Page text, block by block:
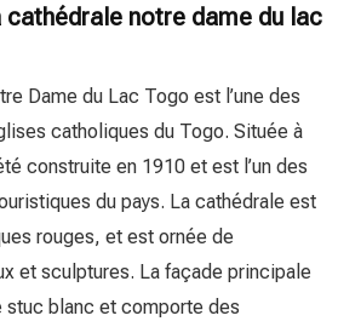
cathédrale notre dame du lac
Dame du Lac Togo est l’une des
catholiques du Togo. Située à
construite en 1910 et est l’un des
du pays. La cathédrale est
rouges, et est ornée de
et sculptures. La façade principale
stuc blanc et comporte des